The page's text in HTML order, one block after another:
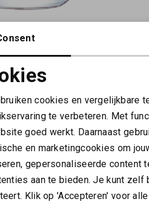
Parfum 1 EXTDP 100 ml
cookies
cookies
cookies en vergelijkbare
te verbeteren. Met
goed werkt. Daarnaast
en marketingcookies om
gepersonaliseerde content
aan te bieden. Je kunt zelf
Klik op 'Accepteren' voor